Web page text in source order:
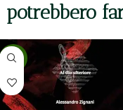
potrebbero
-5%